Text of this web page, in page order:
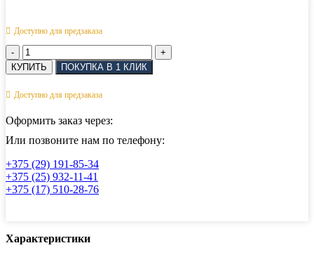
Доступно для предзаказа
Количество
товара
Коуш
2,5мм
8247
КУПИТЬ ПОКУПКА В 1 КЛИК
Доступно для предзаказа
Оформить заказ через:
Или позвоните нам по телефону:
+375 (29) 191-85-34
+375 (25) 932-11-41
+375 (17) 510-28-76
Характеристики